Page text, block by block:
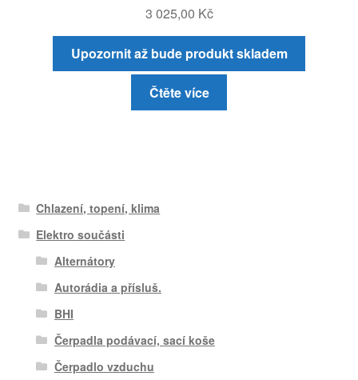
3 025,00 Kč
Upozornit až bude produkt skladem
Čtěte více
Chlazení, topení, klima
Elektro součásti
Alternátory
Autorádia a přísluš.
BHI
Čerpadla podávací, sací koše
Čerpadlo vzduchu